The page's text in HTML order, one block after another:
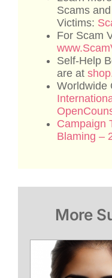
Scams
Victims:
For Scam
Self-Help
are at
Worldwide
Campaign
Blaming –
More